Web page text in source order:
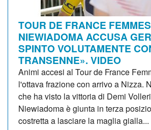
TOUR DE FRANCE
NIEWIADOMA ACCUSA
SPINTO VOLUTAMENTE
TRANSENNE». VIDEO
Animi accesi al Tour de France
l'ottava frazione con arrivo a Nizza.
che ha visto la vittoria di Demi
Niewiadoma è giunta in terza
costretta a lasciare la maglia gialla...